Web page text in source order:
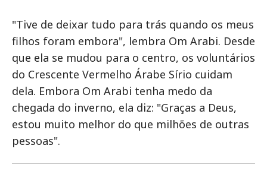
"Tive de deixar tudo para trás quando os meus
filhos foram embora", lembra Om Arabi. Desde
que ela se mudou para o centro, os voluntários
do Crescente Vermelho Árabe Sírio cuidam
dela. Embora Om Arabi tenha medo da
chegada do inverno, ela diz: "Graças a Deus,
estou muito melhor do que milhões de outras
pessoas".